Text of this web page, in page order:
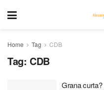
Home Tag CDB
Tag: CDB
Grana